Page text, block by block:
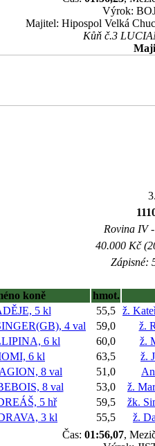
Výrok:
Majitel: Hipospol Velká
Kůň č.3
Rovina IV
40.000 Kč
Zápisné:
koně
hmot.
5 kl 55,5 ž.
4 val 59,0
ž.
6 kl 60,0
ž.
6 kl 63,5
ž.
8 val 51,0
8 val 53,0
ž.
5 hř 59,5
žk.
3 kl 55,5
ž.
Čas: 01:56,07,